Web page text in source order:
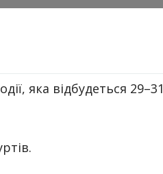
яка відбудеться 29–31